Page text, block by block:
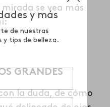
se vea más
GRANDES
la duda, de cómo